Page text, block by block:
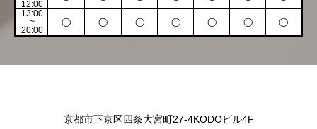
12:00
13:00
~
20:00
◯ ◯ ◯ ◯ ◯ ◯ ◯
京都市下京区四条大宮町27-4KODOビル4F